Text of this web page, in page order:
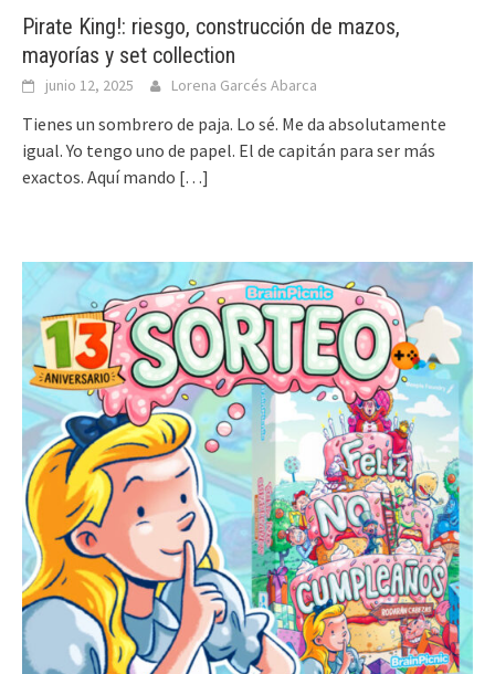
Pirate King!: riesgo, construcción de mazos,
mayorías y set collection
junio 12, 2025 Lorena Garcés Abarca
Tienes un sombrero de paja. Lo sé. Me da absolutamente
igual. Yo tengo uno de papel. El de capitán para ser más
exactos. Aquí mando […]